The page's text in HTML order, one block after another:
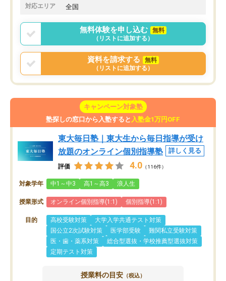
対応エリア 全国
無料体験を申し込む
無料
（リストに追加する）
資料を請求する
無料
（リストに追加する）
キャンペーン対象塾
塾探しの窓口から入塾すると 入塾金1万円OFF
東大毎日塾｜東大生から毎日指導が受け
放題のオンライン個別指導塾
詳しく見る
評価 4.0 （116件）
対象学年 中1～中3 高1～高3 浪人生
授業形式 オンライン個別指導(1:1) 個別指導(1:1)
目的 高校受験対策
大学入学共通テスト対策
国公立2次試験対策
医学部受験
難関私立受験対策
医・歯・薬系対策
総合型選抜・学校推薦型選抜対策
定期テスト対策
授業料の目安 （税込）